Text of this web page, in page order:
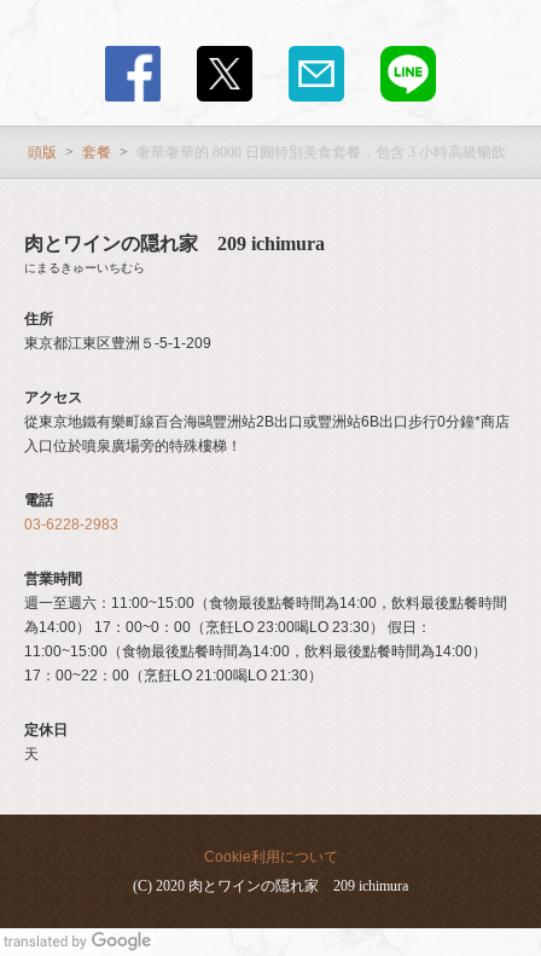
頭版 套餐 奢華奢華的 8000 日圓特別美食套餐，包含 3 小時高級暢飲（
肉とワインの隠れ家 209 ichimura
にまるきゅーいちむら
住所
東京都江東区豊洲５-5-1-209
アクセス
從東京地鐵有樂町線百合海鷗豐洲站2B出口或豐洲站6B出口步行0分鐘*商店
入口位於噴泉廣場旁的特殊樓梯！
電話
03-6228-2983
営業時間
週一至週六：11:00~15:00（食物最後點餐時間為14:00，飲料最後點餐時間
為14:00） 17：00~0：00（烹飪LO 23:00喝LO 23:30） 假日：
11:00~15:00（食物最後點餐時間為14:00，飲料最後點餐時間為14:00）
17：00~22：00（烹飪LO 21:00喝LO 21:30）
定休日
天
Cookie利用について
(C) 2020 肉とワインの隠れ家 209 ichimura